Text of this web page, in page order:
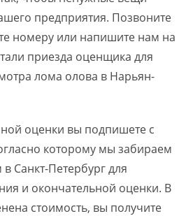
предприятия. Позвоните
номеру или напишите нам на
приезда оценщика для
лома олова в Нарьян-
оценки вы подпишете с
которому мы забираем
Санкт-Петербург для
и окончательной оценки. В
стоимость, вы получите